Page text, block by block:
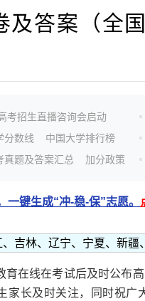
答案（全国
考招生直播咨询会启动
分数线
中国大学排行榜
真题及答案汇总
加分政策
键生成“冲-稳-保”志愿。
吉林、辽宁、宁夏、新疆
育在线在考试后及时公布
长及时关注，同时祝广